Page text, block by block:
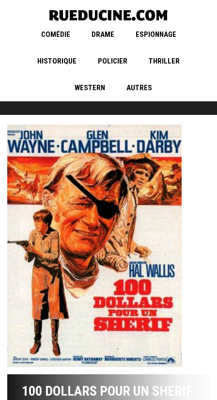
COMÉDIE DRAME ESPIONNAGE
HISTORIQUE POLICIER THRILLER
WESTERN AUTRES
100 DOLLARS POUR UN SHERIF